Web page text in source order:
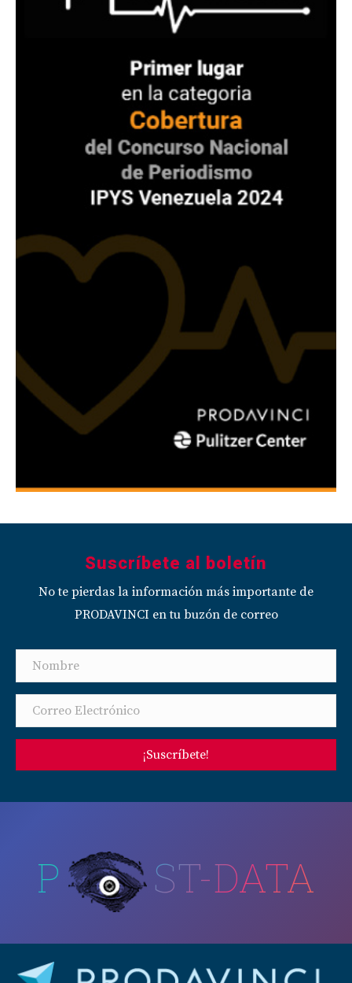
Suscríbete al boletín
No te pierdas la información más importante de
PRODAVINCI en tu buzón de correo
¡Suscríbete!
P ST-DATA